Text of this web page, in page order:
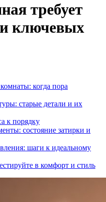
требует
ключевых
когда пора
старые детали и их
к порядку
состояние затирки и
шаги к идеальному
в комфорт и стиль